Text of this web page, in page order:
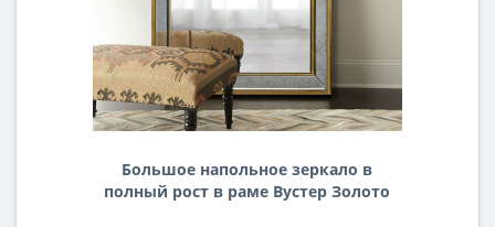
Большое напольное зеркало в
полный рост в раме Вустер Золото